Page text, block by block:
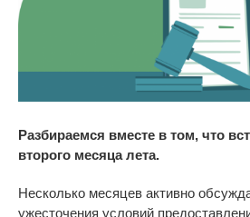
Разбираемся вместе в том, что
второго месяца лета.
Несколько месяцев активно
ужесточения условий